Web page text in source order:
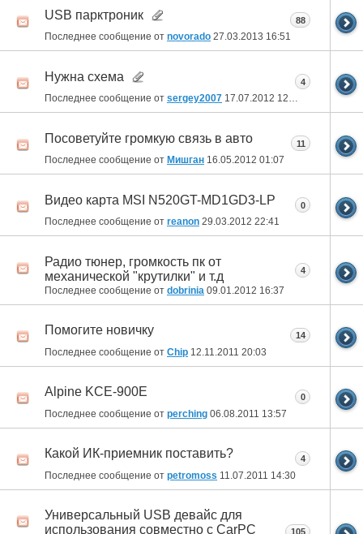
USB парктроник
Последнее сообщение от novorado 27.03.2013 16:51
88
Нужна схема
Последнее сообщение от sergey2007 17.07.2012 12:26
4
Посоветуйте громкую связь в авто
Последнее сообщение от Мишган 16.05.2012 01:07
11
Видео карта MSI N520GT-MD1GD3-LP
Последнее сообщение от reanon 29.03.2012 22:41
0
Радио тюнер, громкость пк от
механической "крутилки" и т.д
Последнее сообщение от dobrinia 09.01.2012 16:37
4
Помогите новичку
Последнее сообщение от Chip 12.11.2011 20:03
14
Alpine KCE-900E
Последнее сообщение от perching 06.08.2011 13:57
0
Какой ИК-приемник поставить?
Последнее сообщение от petromoss 11.07.2011 14:30
4
Универсальный USB девайс для
использования совместно с CarPC
105